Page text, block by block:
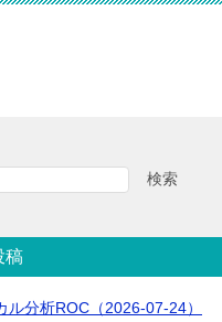
検索
稿
ル分析ROC（2026-07-24）